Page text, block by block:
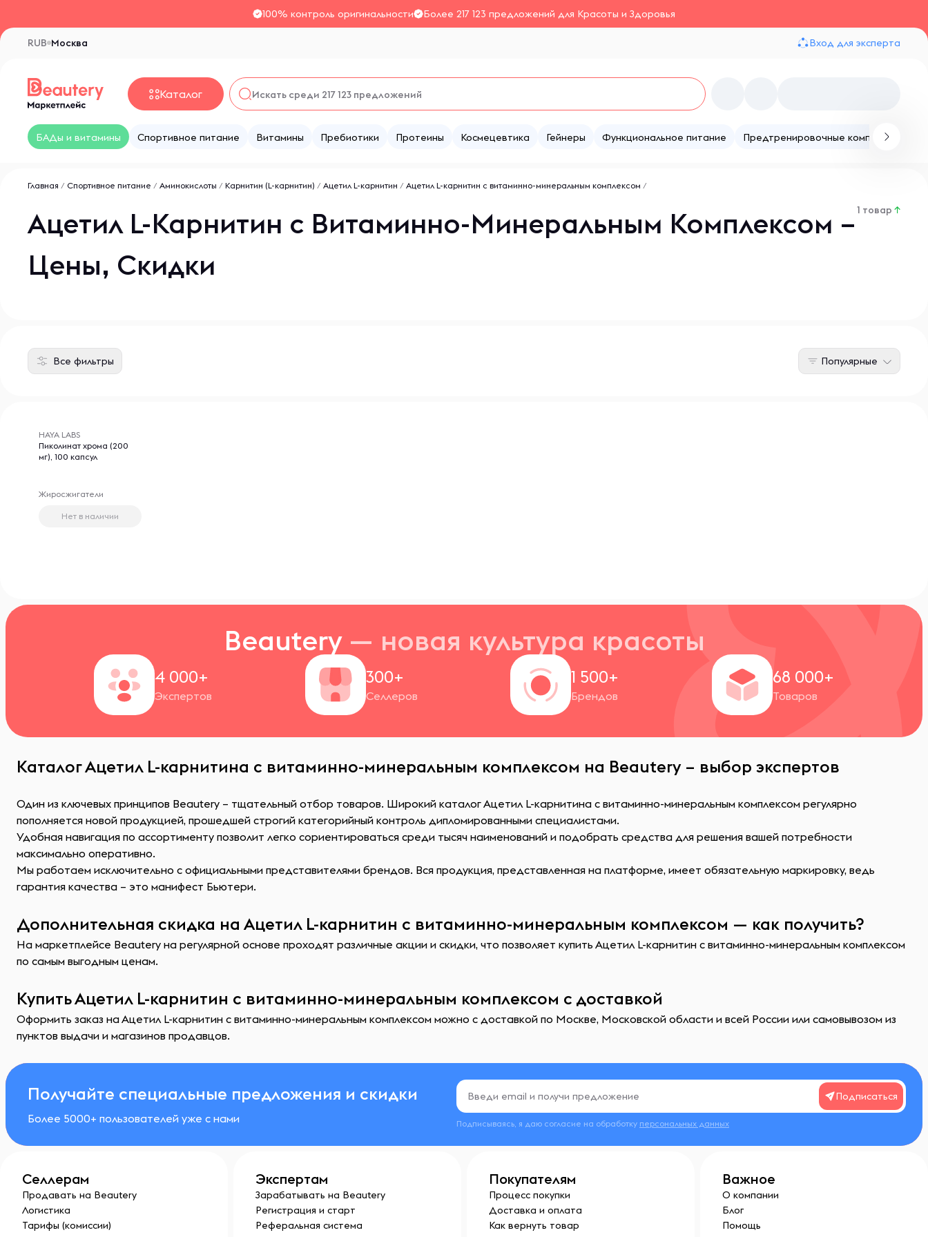
100% контроль оригинальности Более 217 123 предложений для Красоты и Здоровья
Москва
RUB Вход для эксперта
Каталог
БАДы и витамины Спортивное питание Витамины Пребиотики Протеины Космецевтика Гейнеры Функциональное питание Предтренировочные комплексы
Главная / Спортивное питание / Аминокислоты / Карнитин (L-карнитин) / Ацетил L-карнитин / Ацетил L-карнитин с витаминно-минеральным комплексом /
Ацетил L-Карнитин с Витаминно-Минеральным Комплексом –
Цены, Скидки
1 товар ↑
Все фильтры Популярные
HAYA LABS
Пиколинат хрома (200
мг), 100 капсул
Жиросжигатели
Нет в наличии
Beautery — новая культура красоты
4 000+
Экспертов
300+
Селлеров
1 500+
Брендов
68 000+
Товаров
Каталог Ацетил L-карнитина с витаминно-минеральным комплексом на Beautery – выбор экспертов
Один из ключевых принципов Beautery – тщательный отбор товаров. Широкий каталог Ацетил L-карнитина с витаминно-минеральным комплексом регулярно
пополняется новой продукцией, прошедшей строгий категорийный контроль дипломированными специалистами.
Удобная навигация по ассортименту позволит легко сориентироваться среди тысяч наименований и подобрать средства для решения вашей потребности
максимально оперативно.
Мы работаем исключительно с официальными представителями брендов. Вся продукция, представленная на платформе, имеет обязательную маркировку, ведь
гарантия качества – это манифест Бьютери.
Дополнительная скидка на Ацетил L-карнитин с витаминно-минеральным комплексом — как получить?
На маркетплейсе Beautery на регулярной основе проходят различные акции и скидки, что позволяет купить Ацетил L-карнитин с витаминно-минеральным комплексом
по самым выгодным ценам.
Купить Ацетил L-карнитин с витаминно-минеральным комплексом с доставкой
Оформить заказ на Ацетил L-карнитин с витаминно-минеральным комплексом можно с доставкой по Москве, Московской области и всей России или самовывозом из
пунктов выдачи и магазинов продавцов.
Получайте специальные предложения и скидки
Более 5000+ пользователей уже с нами
Подписаться
Подписываясь, я даю согласие на обработку персональных данных
Селлерам
Продавать на Beautery
Логистика
Тарифы (комиссии)
Экспертам
Зарабатывать на Beautery
Регистрация и старт
Реферальная система
Покупателям
Процесс покупки
Доставка и оплата
Как вернуть товар
Важное
О компании
Блог
Помощь